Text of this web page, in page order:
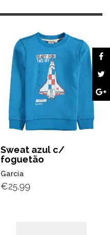
Sweat azul c/
foguetão
Garcia
€25.99